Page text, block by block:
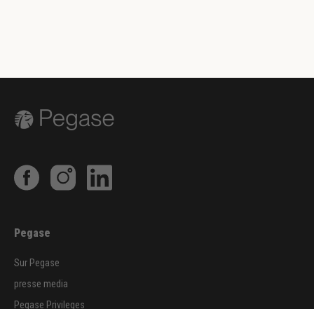
Pegase
Sur Pegase
presse media
Pegase Privileges